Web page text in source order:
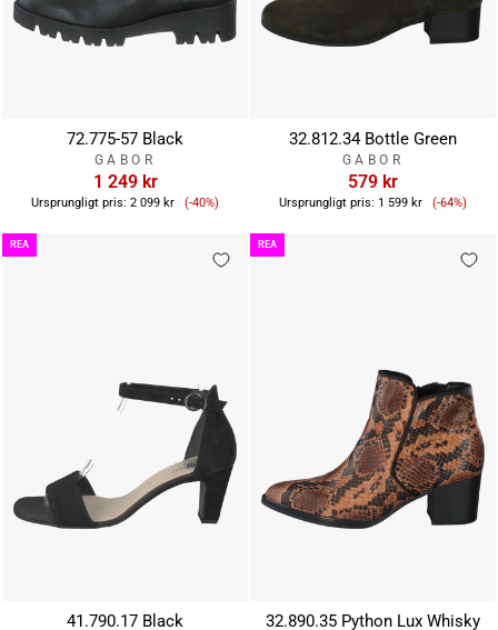
72.775-57 Black
GABOR
1 249 kr
Ursprungligt pris: 2 099 kr Reapris
(-40%)
32.812.34 Bottle Green
GABOR
579 kr
Ursprungligt pris: 1 599 kr Reapris
(-64%)
REA
41.790.17 Black
REA
32.890.35 Python Lux Whisky